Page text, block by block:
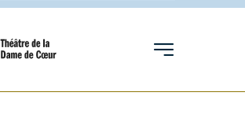
Toggle